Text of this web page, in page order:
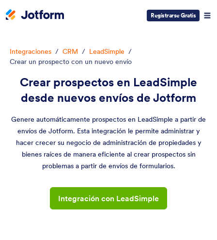
Registrarse Gratis
Integraciones / CRM / LeadSimple /
Crear un prospecto con un nuevo envío
Crear prospectos en LeadSimple
desde nuevos envíos de Jotform
Genere automáticamente prospectos en LeadSimple a partir de
envíos de Jotform. Esta integración le permite administrar y
hacer crecer su negocio de administración de propiedades y
bienes raíces de manera eficiente al crear prospectos sin
problemas a partir de envíos de formularios.
Integración con LeadSimple